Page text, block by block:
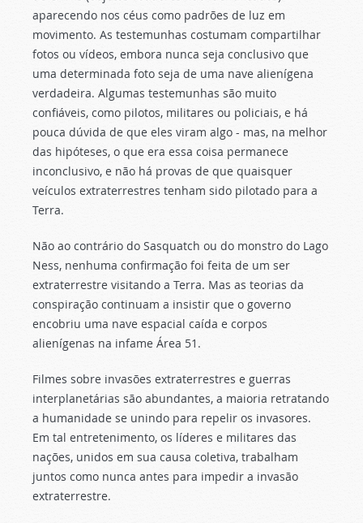
aparecendo nos céus como padrões de luz em
movimento. As testemunhas costumam compartilhar
fotos ou vídeos, embora nunca seja conclusivo que
uma determinada foto seja de uma nave alienígena
verdadeira. Algumas testemunhas são muito
confiáveis, como pilotos, militares ou policiais, e há
pouca dúvida de que eles viram algo - mas, na melhor
das hipóteses, o que era essa coisa permanece
inconclusivo, e não há provas de que quaisquer
veículos extraterrestres tenham sido pilotado para a
Terra.
Não ao contrário do Sasquatch ou do monstro do Lago
Ness, nenhuma confirmação foi feita de um ser
extraterrestre visitando a Terra. Mas as teorias da
conspiração continuam a insistir que o governo
encobriu uma nave espacial caída e corpos
alienígenas na infame Área 51.
Filmes sobre invasões extraterrestres e guerras
interplanetárias são abundantes, a maioria retratando
a humanidade se unindo para repelir os invasores.
Em tal entretenimento, os líderes e militares das
nações, unidos em sua causa coletiva, trabalham
juntos como nunca antes para impedir a invasão
extraterrestre.